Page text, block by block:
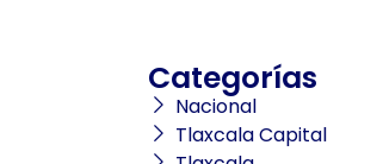
Categorías
Nacional
Tlaxcala Capital